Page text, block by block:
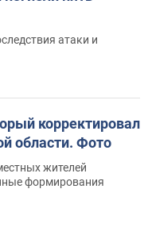
атаки и
корректировал
области. Фото
жителей
формирования